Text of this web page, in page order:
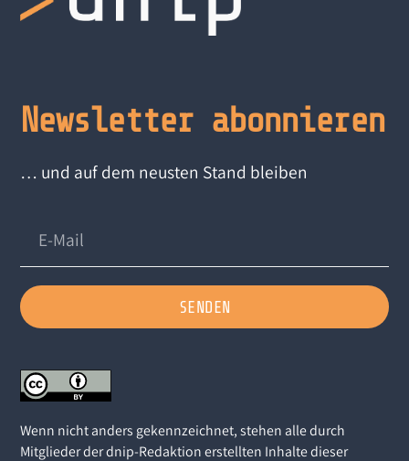
Newsletter abonnieren
… und auf dem neusten Stand bleiben
SENDEN
Wenn nicht anders gekennzeichnet, stehen alle durch
Mitglieder der dnip-Redaktion erstellten Inhalte dieser